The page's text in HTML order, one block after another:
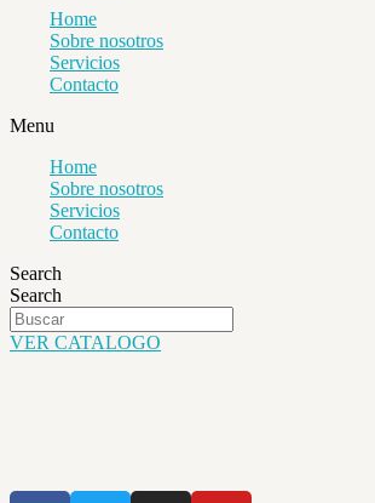
Home
Sobre nosotros
Servicios
Contacto
Menu
Home
Sobre nosotros
Servicios
Contacto
Search
Search
VER CATALOGO